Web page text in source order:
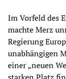
Im Vorfeld des
machte Merz
Regierung
unabhängigen
einer „neuen